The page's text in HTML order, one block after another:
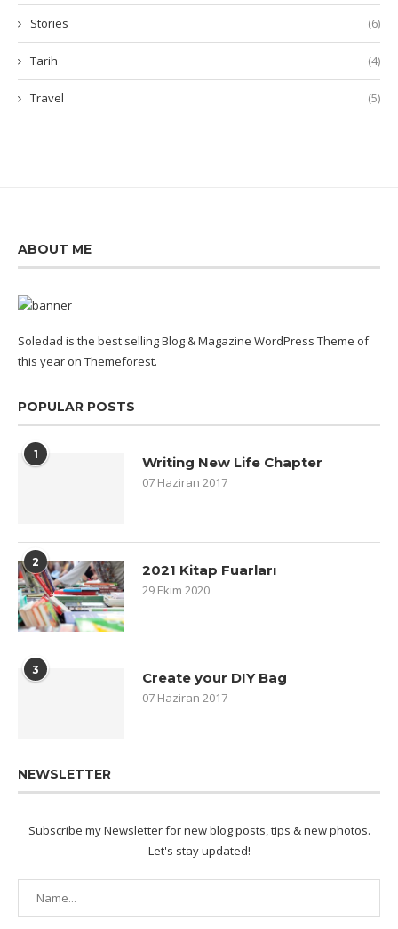
Stories (6)
Tarih (4)
Travel (5)
ABOUT ME
Soledad is the best selling Blog & Magazine WordPress Theme of
this year on Themeforest.
POPULAR POSTS
1 Writing New Life Chapter
07 Haziran 2017
2 2021 Kitap Fuarları
29 Ekim 2020
3 Create your DIY Bag
07 Haziran 2017
NEWSLETTER
Subscribe my Newsletter for new blog posts, tips & new photos.
Let's stay updated!